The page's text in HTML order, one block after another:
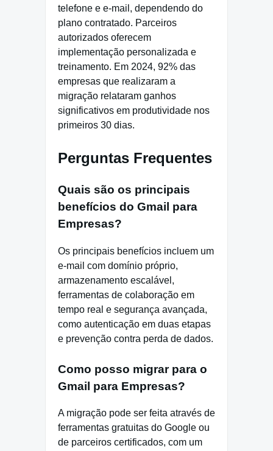
telefone e e-mail, dependendo do
plano contratado. Parceiros
autorizados oferecem
implementação personalizada e
treinamento. Em 2024, 92% das
empresas que realizaram a
migração relataram ganhos
significativos em produtividade nos
primeiros 30 dias.
Perguntas Frequentes
Quais são os principais
benefícios do Gmail para
Empresas?
Os principais benefícios incluem um
e-mail com domínio próprio,
armazenamento escalável,
ferramentas de colaboração em
tempo real e segurança avançada,
como autenticação em duas etapas
e prevenção contra perda de dados.
Como posso migrar para o
Gmail para Empresas?
A migração pode ser feita através de
ferramentas gratuitas do Google ou
de parceiros certificados, com um